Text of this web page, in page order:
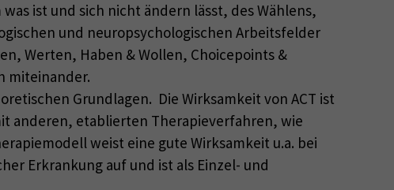
ist und sich nicht ändern lässt, des Wählens,
und neuropsychologischen Arbeitsfelder
Werten, Haben & Wollen, Choicepoints &
miteinander.
Grundlagen. Die Wirksamkeit von ACT ist
anderen, etablierten Therapieverfahren, wie
weist eine gute Wirksamkeit u.a. bei
Erkrankung auf und ist als Einzel- und